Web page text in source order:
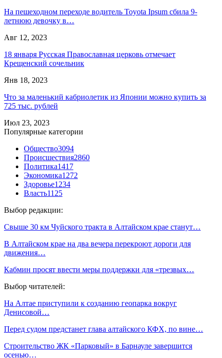
На пешеходном переходе водитель Toyota Ipsum сбила 9-
летнюю девочку в…
Авг 12, 2023
18 января Русская Православная церковь отмечает
Крещенский сочельник
Янв 18, 2023
Что за маленький кабриолетик из Японии можно купить за
725 тыс. рублей
Июл 23, 2023
Популярные категории
Общество3094
Происшествия2860
Политика1417
Экономика1272
Здоровье1234
Власть1125
Выбор редакции:
Свыше 30 км Чуйского тракта в Алтайском крае станут…
В Алтайском крае на два вечера перекроют дороги для
движения…
Кабмин просят ввести меры поддержки для «трезвых…
Выбор читателей:
На Алтае приступили к созданию геопарка вокруг
Денисовой…
Перед судом предстанет глава алтайского КФХ, по вине…
Строительство ЖК «Парковый» в Барнауле завершится
осенью…